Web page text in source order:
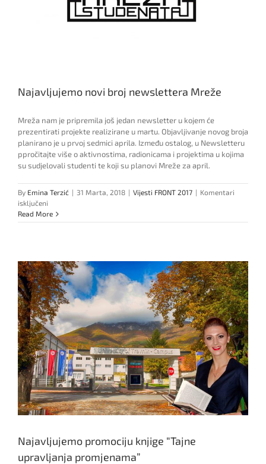
Najavljujemo novi broj newslettera Mreže
Mreža nam je pripremila još jedan newsletter u kojem će
prezentirati projekte realizirane u martu. Objavljivanje novog broja
planirano je u prvoj sedmici aprila. Između ostalog, u Newsletteru
ppročitajte više o aktivnostima, radionicama i projektima u kojima
su sudjelovali studenti te koji su planovi Mreže za april.
By Emina Terzić | 31 Marta, 2018 | Vijesti FRONT 2017 | Komentari
isključeni
Najavljujemo
novi
Read More
Najavljujemo promociju knjige “Tajne
upravljanja promjenama”